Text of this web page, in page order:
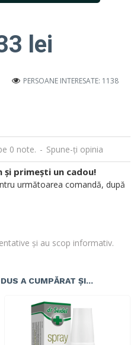
PERSOANE INTERESATE: 1138
0 note. - Spune-ţi opinia
lei
și au scop informativ.
și primești un cadou!
următoarea comandă, după
A CUMPĂRAT ȘI...